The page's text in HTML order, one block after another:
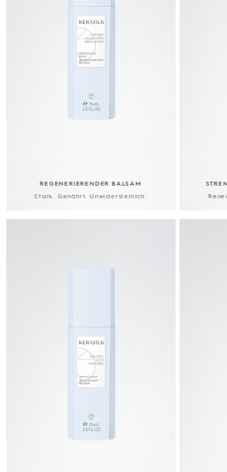
REGENERIERENDER BALSAM
Stark. Genährt. Unwiderstehlich.